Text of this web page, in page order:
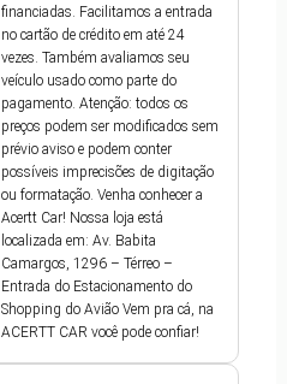
financiadas. Facilitamos a entrada
no cartão de crédito em até 24
vezes. Também avaliamos seu
veículo usado como parte do
pagamento. Atenção: todos os
preços podem ser modificados sem
prévio aviso e podem conter
possíveis imprecisões de digitação
ou formatação. Venha conhecer a
Acertt Car! Nossa loja está
localizada em: Av. Babita
Camargos, 1296 – Térreo –
Entrada do Estacionamento do
Shopping do Avião Vem pra cá, na
ACERTT CAR você pode confiar!